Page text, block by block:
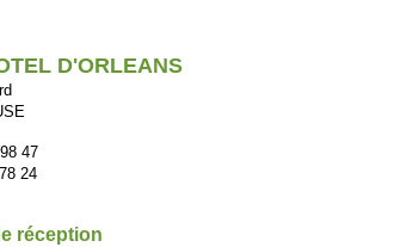
D'ORLEANS
47
24
réception